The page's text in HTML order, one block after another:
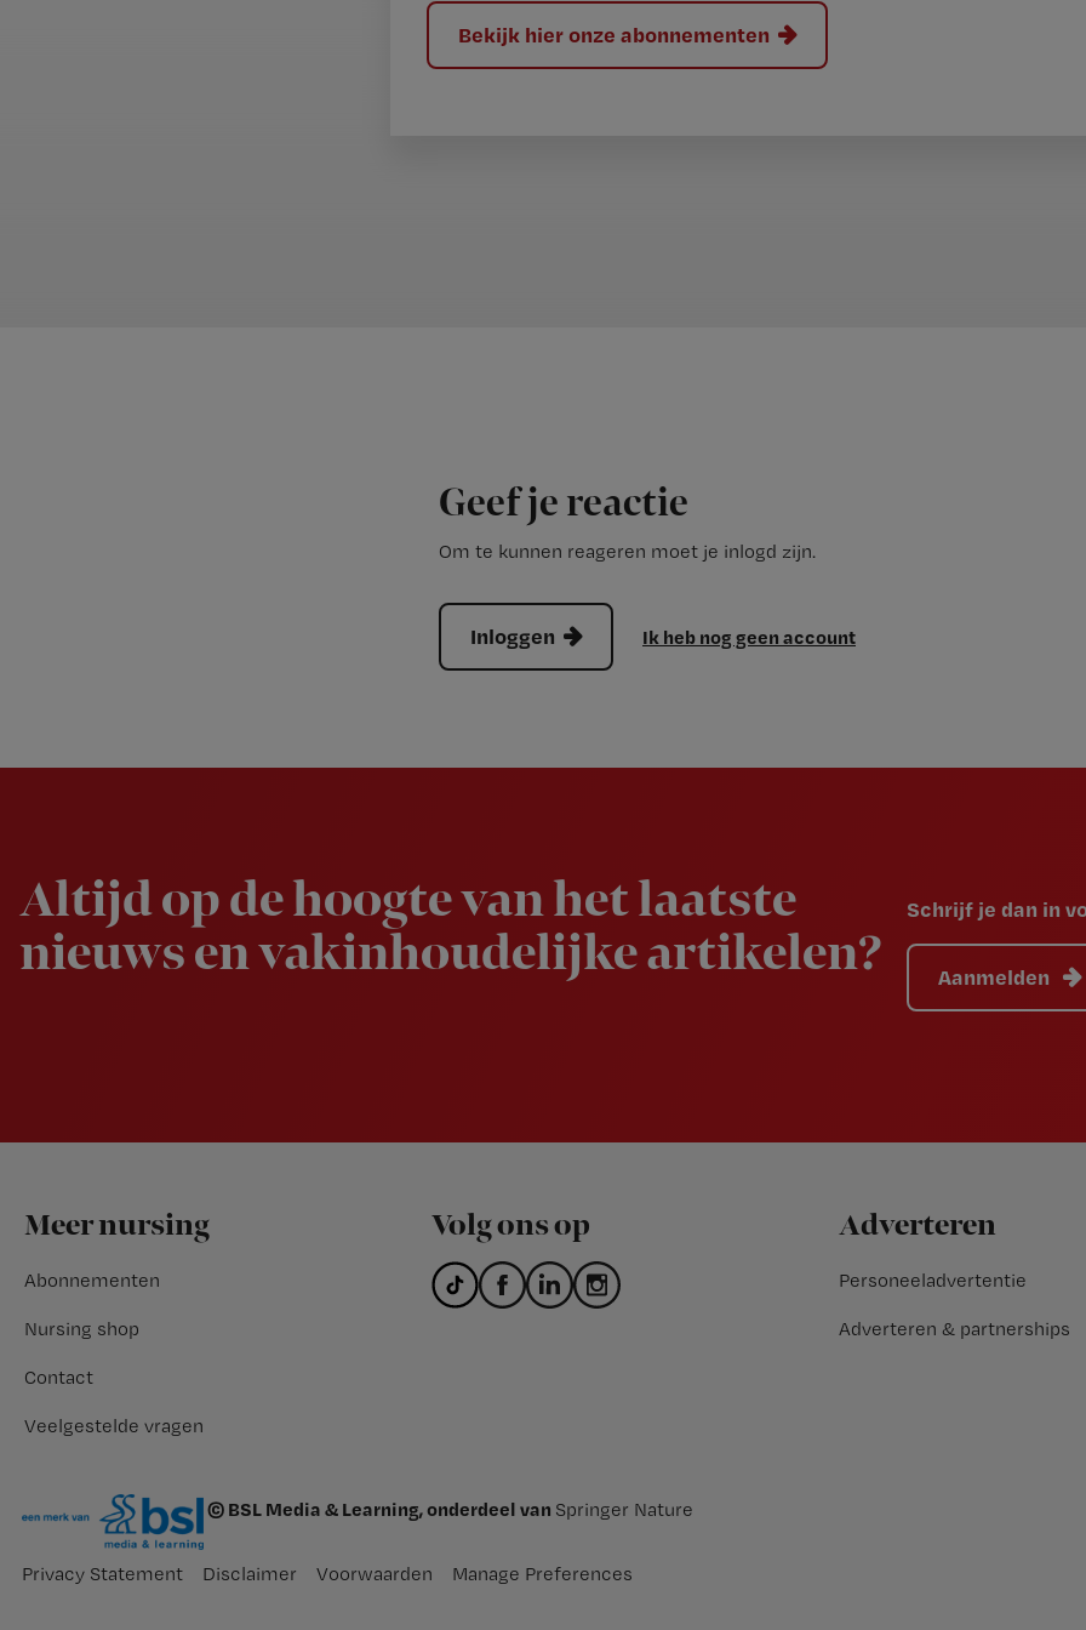
?
Bekijk hier onze abonnementen
Geef je reactie
Om te kunnen reageren moet je inlogd zijn.
Inloggen Ik heb nog geen account
Altijd op de hoogte van het laatste
nieuws en vakinhoudelijke artikelen?
Schrijf je dan in
Aanmelden
Footer
Meer nursing
Abonnementen
Nursing shop
Contact
Veelgestelde vragen
Volg ons op Adverteren
Personeeladvertentie
Adverteren & partnerships
© BSL Media & Learning, onderdeel van Springer Nature
Privacy Statement Disclaimer Voorwaarden Manage Preferences